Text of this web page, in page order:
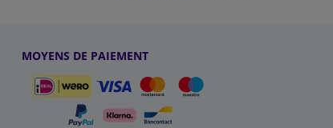
MOYENS DE PAIEMENT